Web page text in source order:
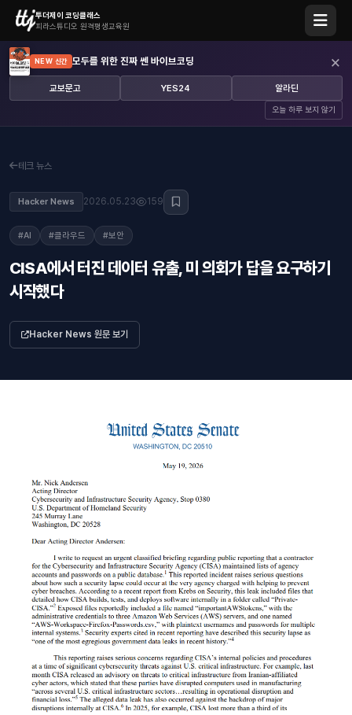
투더제이 코딩클래스
피라스튜디오 원격평생교육원
NEW 신간 모두를 위한 진짜 쎈 바이브코딩
교보문고 YES24 알라딘
오늘 하루 보지 않기
×
테크 뉴스
Hacker News 2026.05.23 159
#AI #클라우드 #보안
CISA에서 터진 데이터 유출, 미 의회가 답을 요구하기
시작했다
Hacker News 원문 보기